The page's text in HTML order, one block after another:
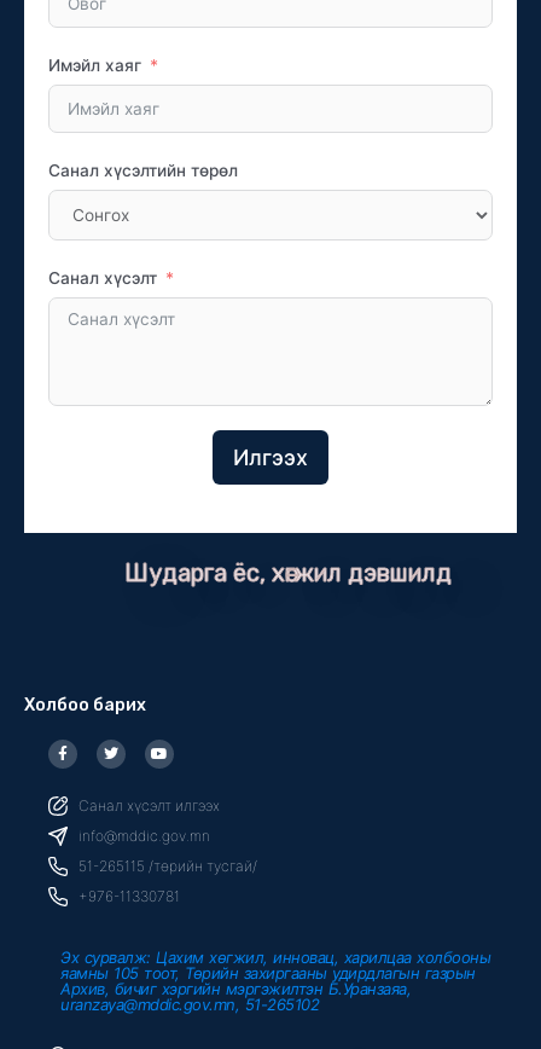
Имэйл хаяг
Санал хүсэлтийн төрөл
Санал хүсэлт
Илгээх
Шударга ёс, хөгжил дэвшилд
Холбоо барих
F
a
c
b
o
o
k
f
T
w
i
t
r
Y
o
u
u
e
Санал хүсэлт илгээх
info@mddic.gov.mn
51-265115 /төрийн тусгай/
+976-11330781
Эх сурвалж: Цахим хөгжил, инновац, харилцаа холбооны
яамны 105 тоот, Төрийн захиргааны удирдлагын газрын
Архив, бичиг хэргийн мэргэжилтэн Б.Уранзаяа,
uranzaya@mddic.gov.mn, 51-265102